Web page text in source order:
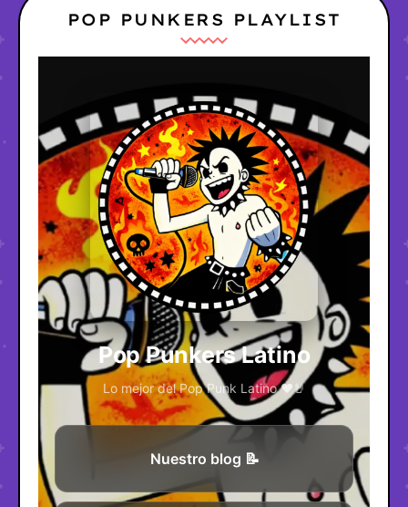
POP PUNKERS PLAYLIST